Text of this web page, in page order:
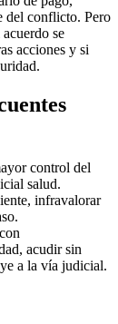
del conflicto. Pero
se
acciones y si
control del
salud.
infravalorar
acudir sin
a la vía judicial.